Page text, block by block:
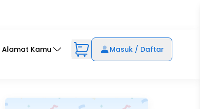
Alamat Kamu Masuk / Daftar